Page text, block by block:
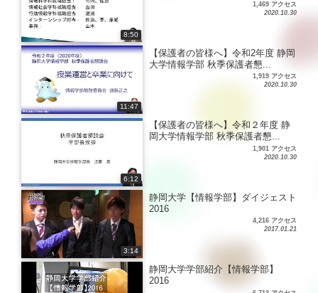
8:50
1,469 アクセス
2020.10.30
11:47
【保護者の皆様へ】令和2年度 静岡
大学情報学部 秋季保護者懇...
1,919 アクセス
2020.10.30
6:12
【保護者の皆様へ】令和２年度 静
岡大学情報学部 秋季保護者懇...
1,901 アクセス
2020.10.30
3:14
静岡大学【情報学部】ダイジェスト
2016
4,216 アクセス
2017.01.21
静岡大学学部紹介【情報学部】
2016